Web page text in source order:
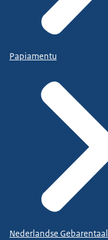
Papiamentu
Nederlandse Gebarentaal